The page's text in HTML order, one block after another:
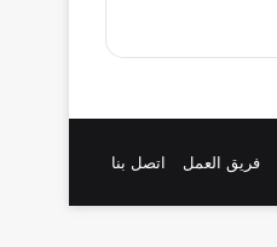
فريق العمل اتصل بنا